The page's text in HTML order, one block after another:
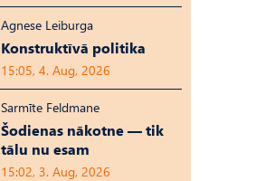
Agnese Leiburga
Konstruktīvā politika
15:05, 4. Aug, 2026
Sarmīte Feldmane
Šodienas nākotne — tik
tālu nu esam
15:02, 3. Aug, 2026